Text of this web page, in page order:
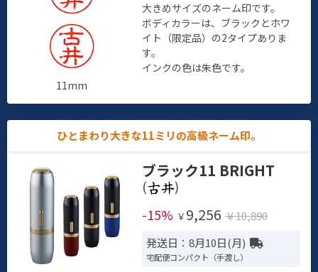
11mm
大きめサイズのネーム印です。
ボディカラーは、ブラックとホワ
イト（限定品）の2タイプありま
す。
インクの色は朱色です。
ひとまわり大きな11ミリの高級ネーム印。
ブラック11 BRIGHT
(
)
-15% ￥ 9,256 ￥10,890
発送日：8月10日(月)
宅配便コンパクト（手渡し）